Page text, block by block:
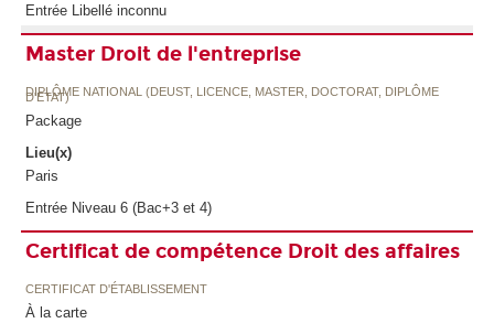
Entrée Libellé inconnu
Master Droit de l'entreprise
DIPLÔME NATIONAL (DEUST, LICENCE, MASTER, DOCTORAT, DIPLÔME
D'ETAT)
Package
Lieu(x)
Paris
Entrée Niveau 6 (Bac+3 et 4)
Certificat de compétence Droit des affaires
CERTIFICAT D'ÉTABLISSEMENT
À la carte